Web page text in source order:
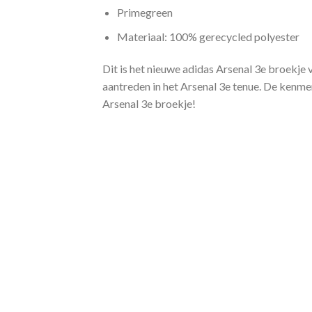
Primegreen
Materiaal: 100% gerecycled polyester
Dit is het nieuwe adidas Arsenal 3e
aantreden in het Arsenal 3e tenue. De
Arsenal 3e broekje!